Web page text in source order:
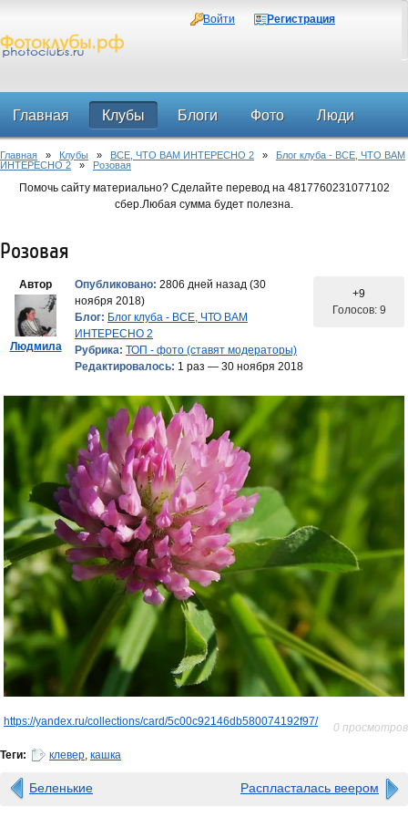
Войти Регистрация
Главная Клубы Блоги Фото Люди
Форум
Главная » Клубы » ВСЕ, ЧТО ВАМ ИНТЕРЕСНО 2 » Блог клуба - ВСЕ, ЧТО ВАМ
ИНТЕРЕСНО 2 » Розовая
Помочь сайту материально? Сделайте перевод на 4817760231077102
сбер.Любая сумма будет полезна.
Розовая
Автор
Людмила
Опубликовано: 2806 дней назад (30
ноября 2018)
Блог: Блог клуба - ВСЕ, ЧТО ВАМ
ИНТЕРЕСНО 2
Рубрика: ТОП - фото (ставят модераторы)
Редактировалось: 1 раз — 30 ноября 2018
+9
Голосов: 9
https://yandex.ru/collections/card/5c00c92146db580074192f97/ 0 просмотров
Теги: клевер, кашка
Беленькие Распласталась веером